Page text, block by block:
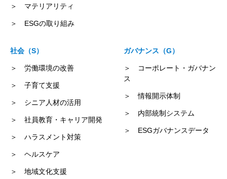
＞ マテリアリティ
＞ ESGの取り組み
社会（S）
＞ 労働環境の改善
＞ 子育て支援
＞ シニア人材の活用
＞ 社員教育・キャリア開発
＞ ハラスメント対策
＞ ヘルスケア
＞ 地域文化支援
ガバナンス（G）
＞ コーポレート・ガバナン
ス
＞ 情報開示体制
＞ 内部統制システム
＞ ESGガバナンスデータ